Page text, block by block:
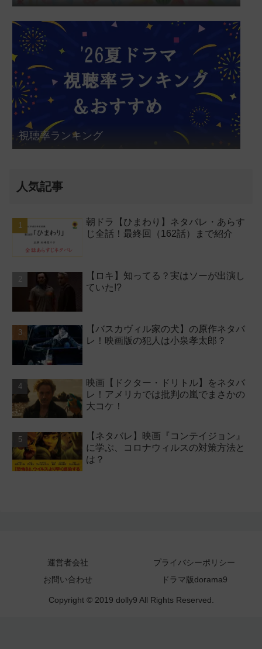
視聴率ランキング
人気記事
朝ドラ【ひまわり】ネタバレ・あらす
じ全話！最終回（162話）まで紹介
【ロキ】知ってる？実はソーが出演し
ていた!?
【バスカヴィル家の犬】の原作ネタバ
レ！映画版の犯人は小泉孝太郎？
映画【ドクター・ドリトル】をネタバ
レ！アメリカでは批判の嵐でまさかの
大コケ！
【ネタバレ】映画『コンテイジョン』
に学ぶ、コロナウィルスの対策方法と
は？
運営者会社
プライバシーポリシー
お問い合わせ
ドラマ版dorama9
Copyright © 2019 dolly9 All Rights Reserved.